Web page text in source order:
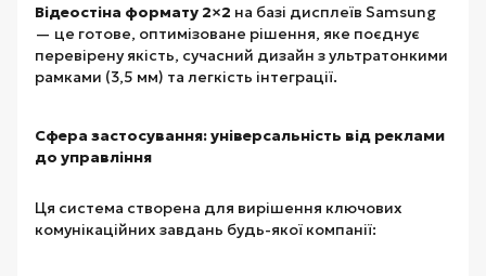
Відеостіна формату 2×2 на базі дисплеїв Samsung
— це готове, оптимізоване рішення, яке поєднує
перевірену якість, сучасний дизайн з ультратонкими
рамками (3,5 мм) та легкість інтеграції.
Сфера застосування: універсальність від реклами
до управління
Ця система створена для вирішення ключових
комунікаційних завдань будь-якої компанії: